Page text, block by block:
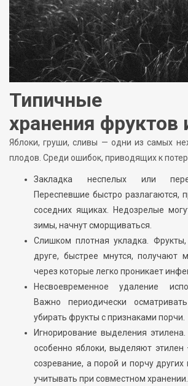
Типичные
хранения фруктов
Яблоки, груши, сливы — одни из самых
плодов. Среди ошибок, приводящих к
Закладка неспелых или
Переспевшие быстро разлагаются,
соседних ящиках. Недозрелые
зимы, начнут сморщиваться.
Слишком плотная укладка.
друге, быстрее мнутся, получают
через которые легко проникает
Несвоевременное удаление
Важно периодически
убирать фрукты с признаками порчи.
Игнорирование выделения
особенно яблоки, выделяют
созревание, а порой и порчу
учитывать при совместном хранении.